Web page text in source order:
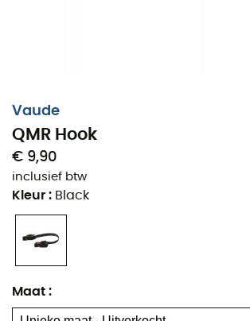
Vaude
QMR Hook
€ 9,90
inclusief btw
Kleur : Black
Maat :